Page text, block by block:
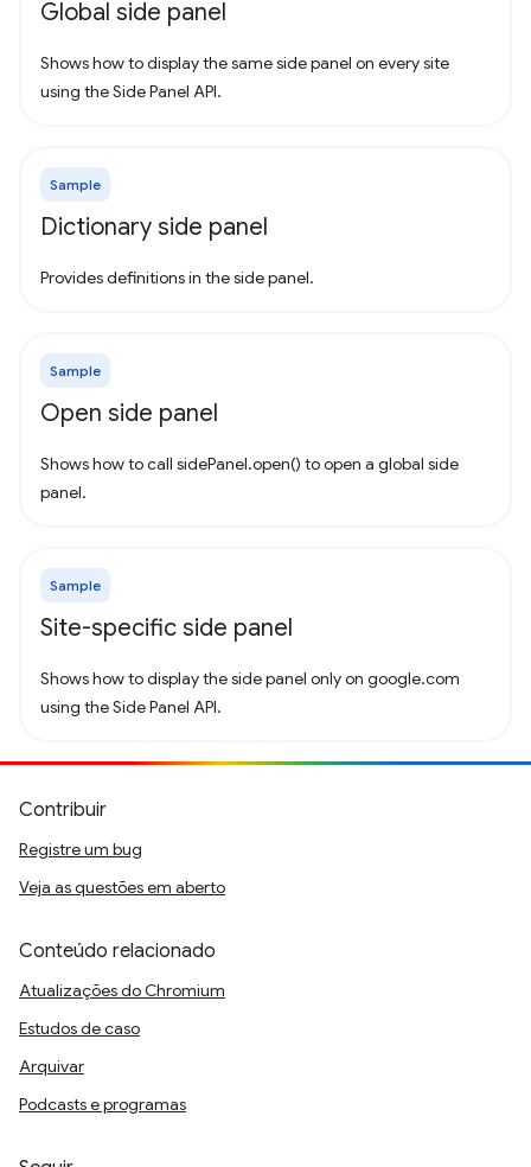
Global side panel
Shows how to display the same side panel on every site
using the Side Panel API.
Sample
Dictionary side panel
Provides definitions in the side panel.
Sample
Open side panel
Shows how to call sidePanel.open() to open a global side
panel.
Sample
Site-specific side panel
Shows how to display the side panel only on google.com
using the Side Panel API.
Contribuir
Registre um bug
Veja as questões em aberto
Conteúdo relacionado
Atualizações do Chromium
Estudos de caso
Arquivar
Podcasts e programas